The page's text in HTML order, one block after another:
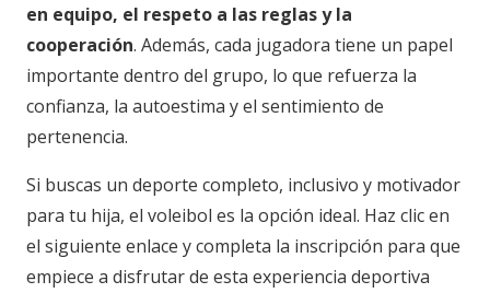
en equipo, el respeto a las reglas y la
cooperación. Además, cada jugadora tiene un papel
importante dentro del grupo, lo que refuerza la
confianza, la autoestima y el sentimiento de
pertenencia.
Si buscas un deporte completo, inclusivo y motivador
para tu hija, el voleibol es la opción ideal. Haz clic en
el siguiente enlace y completa la inscripción para que
empiece a disfrutar de esta experiencia deportiva